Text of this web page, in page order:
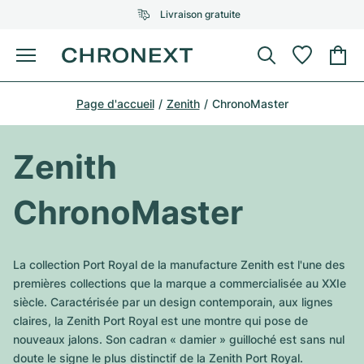
Livraison gratuite
Menu
Acheter une montre
UNE SÉLECTION D'EXCEPTION
Modèles les plus vendus
Air-King
Omega
Tous les modèles Omega
Modèles les plus vendus
Patek Philippe
Tous les modèles Patek Philippe
Modèles les plus vendus
Tous les modèles Audemars Piguet
Cartier
Breitling
Montres d'occasion
Vendre une montre
UNE SÉLECTION D'EXCEPTION
Tiffany
Louis Vuitton
Van Cleef & Arpels
Bvlgari
Nouveautés
Page d'accueil Zenith ChronoMaster
Zenith
ChronoMaster
La collection Port Royal de la manufacture Zenith est l'une des
premières collections que la marque a commercialisée au XXIe
siècle. Caractérisée par un design contemporain, aux lignes
claires, la Zenith Port Royal est une montre qui pose de
nouveaux jalons. Son cadran « damier » guilloché est sans nul
doute le signe le plus distinctif de la Zenith Port Royal.